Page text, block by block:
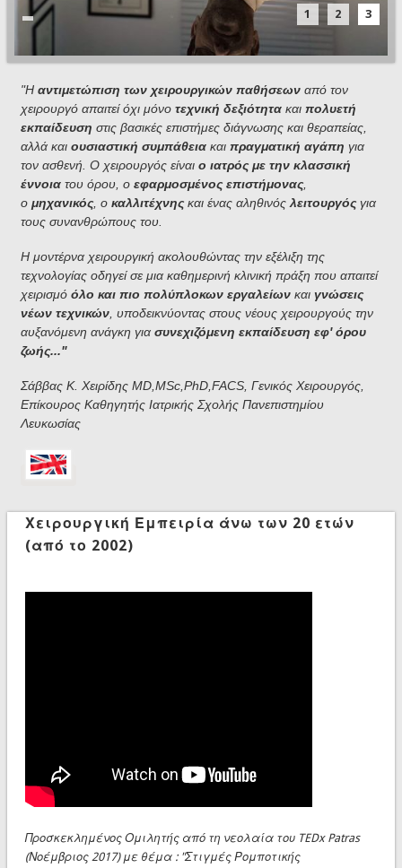
1 2 3
"Ηαντιμετώπιση των χειρουργικών παθήσεων από τον
χειρουργό απαιτεί όχι μόνοτεχνική δεξιότητα και πολυετή
εκπαίδευση στις βασικές επιστήμες διάγνωσης και θεραπείας,
αλλά και ουσιαστική συμπάθεια και πραγματική αγάπη για
τον ασθενή. Ο χειρουργός είναιο ιατρός με την κλασσική
έννοια του όρου, οεφαρμοσμένος επιστήμονας
ομηχανικός , οκαλλιτέχνης και ένας αληθινόςλειτουργός για
τους συνανθρώπους του.
Η μοντέρνα χειρουργική ακολουθώντας την εξέλιξη της
τεχνολογίας οδηγεί σε μια καθημερινή κλινική πράξη που απαιτεί
χειρισμόόλο και πιο πολύπλοκων εργαλείων καιγνώσεις
νέων τεχνικών , υποδεικνύοντας στους νέους χειρουργούς την
αυξανόμενη ανάγκη γιασυνεχιζόμενη εκπαίδευση εφ' όρου
ζωής..."
Σάββας Κ. Χειρίδης MD,MSc,PhD,FACS, Γενικός Χειρουργός,
Επίκουρος Καθηγητής Ιατρικής Σχολής Πανεπιστημίου
Λευκωσίας
Χειρουργική Εμπειρία άνω των 20 ετών
(από το 2002)
Προσκεκλημένος Ομιλητής από τη νεολαία του TEDx Patras
(Νοέμβριος 2017) με θέμα : "Στιγμές Ρομποτικής